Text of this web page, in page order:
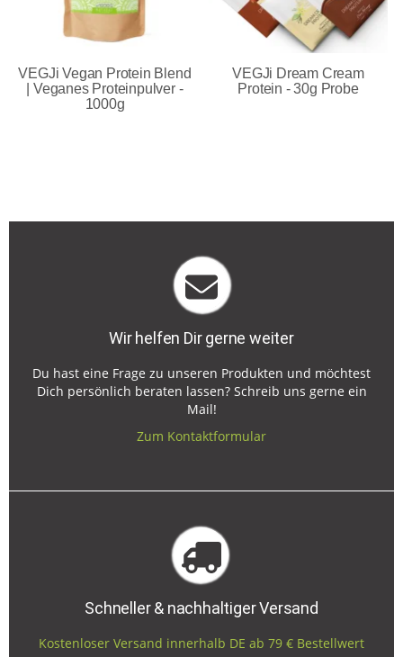
VEGJi Vegan Protein Blend
| Veganes Proteinpulver -
1000g
VEGJi Dream Cream
Protein - 30g Probe
Wir helfen Dir gerne weiter
Du hast eine Frage zu unseren Produkten und möchtest
Dich persönlich beraten lassen? Schreib uns gerne ein
Mail!
Zum Kontaktformular
Schneller & nachhaltiger Versand
Kostenloser Versand innerhalb DE ab 79 € Bestellwert